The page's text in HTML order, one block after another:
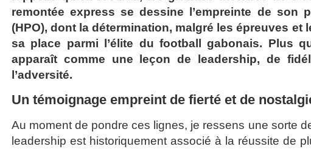
remontée express se dessine l’empreinte de son
(HPO), dont la détermination, malgré les épreuves
sa place parmi l’élite du football gabonais. Plus
apparaît comme une leçon de leadership, de
l’adversité.
Un témoignage empreint de fierté et de
Au moment de pondre ces lignes, je ressens une sorte
leadership est historiquement associé à la réussite de